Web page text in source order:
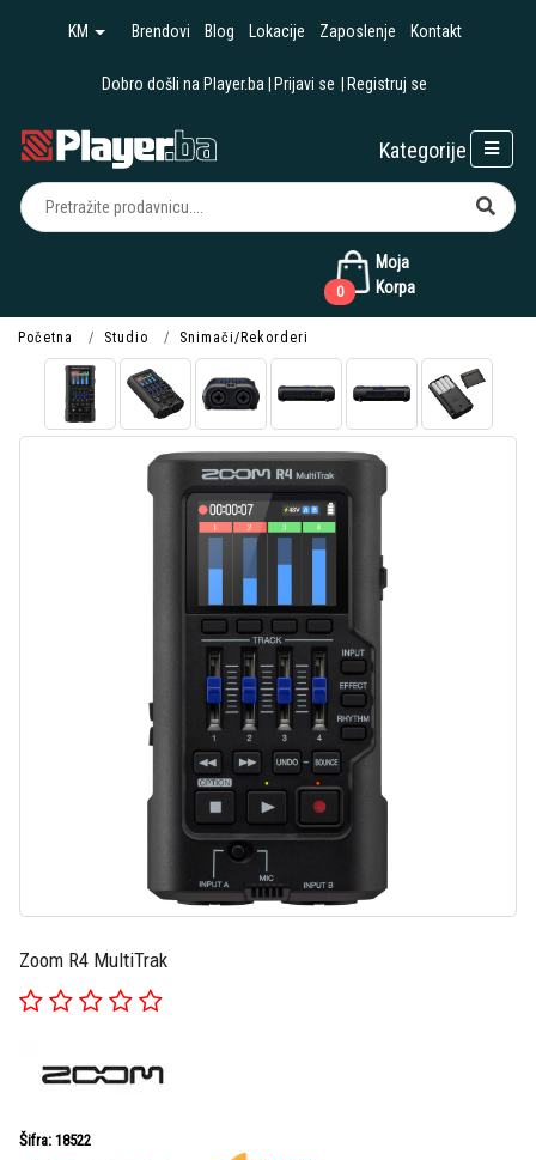
KM Brendovi Blog Lokacije Zaposlenje Kontakt
Dobro došli na Player.ba Prijavi se Registruj se
Moja
Korpa
0
Kategorije
Početna Studio Snimači/Rekorderi
Zoom R4 MultiTrak
Šifra: 18522